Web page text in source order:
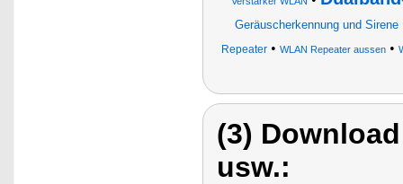
Geräuscherkennung und Sirene
Repeater • WLAN Repeater aussen •
(3)
usw.: